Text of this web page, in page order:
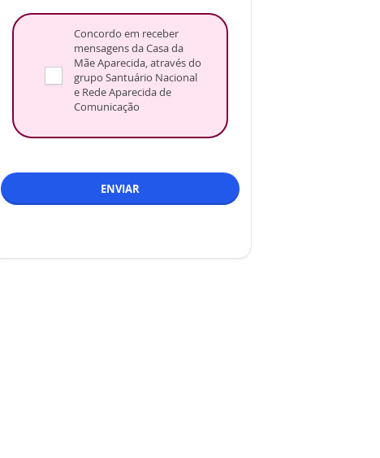
Concordo em receber
mensagens da Casa da
Mãe Aparecida, através do
grupo Santuário Nacional
e Rede Aparecida de
Comunicação
ENVIAR